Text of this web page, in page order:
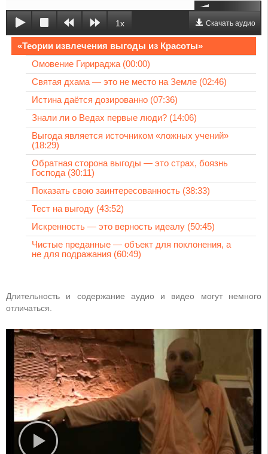
1x Скачать аудио
«Теории извлечения выгоды из Красоты»
Омовение Гирираджа (00:00)
Святая дхама — это не место на Земле (02:46)
Истина даётся дозированно (07:36)
Знали ли о Ведах первые люди? (14:06)
Выгода является источником «ложных учений»
(18:29)
Обратная сторона выгоды — это страх, боязнь
Господа (30:11)
Показать свою заинтересованность (38:33)
Тест на выгоду (43:52)
Искренность — это верность идеалу (50:45)
Чистые преданные — объект для поклонения, а
не для подражания (60:49)
Длительность и содержание аудио и видео могут немного
отличаться.